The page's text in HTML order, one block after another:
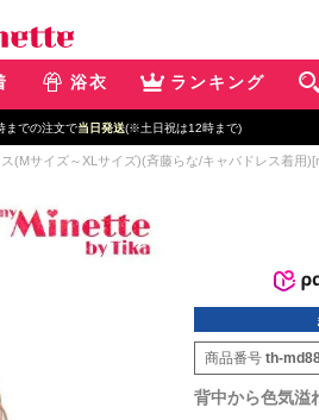
浴衣 ランキング
で最大2500円OFF!
(Mサイズ～XLサイズ)(斉藤らな/キャバドレス着用
商品番号 th-
背中から色気溢